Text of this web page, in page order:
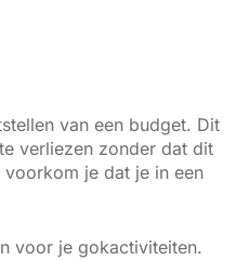
van een budget. Dit
verliezen zonder dat dit
je dat je in een
voor je gokactiviteiten.